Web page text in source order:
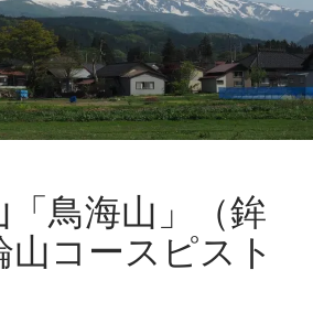
よ
り
巡
視
道
周
「鳥海山」（鉾
山コースピスト